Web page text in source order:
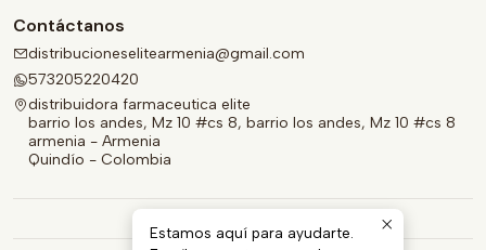
Contáctanos
distribucioneselitearmenia@gmail.com
573205220420
distribuidora farmaceutica elite
barrio los andes, Mz 10 #cs 8, barrio los andes, Mz 10 #cs 8
armenia - Armenia
Quindío - Colombia
Estamos aquí para ayudarte.